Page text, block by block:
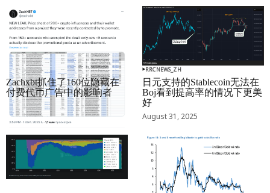
RRCNEWS_ZH
Zachxbt抓住了160位隐藏在
付费代币广告中的影响者
September 01, 2025
RRCNEWS_ZH
日元支持的Stablecoin无法在
Boj看到提高率的情况下更美
好
August 31, 2025